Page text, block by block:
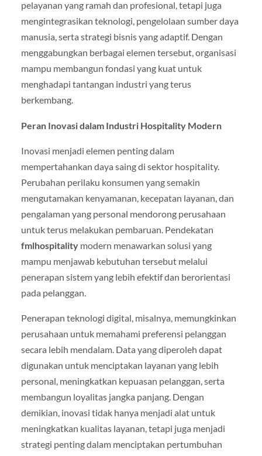
pelayanan yang ramah dan profesional, tetapi juga
mengintegrasikan teknologi, pengelolaan sumber daya
manusia, serta strategi bisnis yang adaptif. Dengan
menggabungkan berbagai elemen tersebut, organisasi
mampu membangun fondasi yang kuat untuk
menghadapi tantangan industri yang terus
berkembang.
Peran Inovasi dalam Industri Hospitality Modern
Inovasi menjadi elemen penting dalam
mempertahankan daya saing di sektor hospitality.
Perubahan perilaku konsumen yang semakin
mengutamakan kenyamanan, kecepatan layanan, dan
pengalaman yang personal mendorong perusahaan
untuk terus melakukan pembaruan. Pendekatan
fmlhospitalitymodern menawarkan solusi yang
mampu menjawab kebutuhan tersebut melalui
penerapan sistem yang lebih efektif dan berorientasi
pada pelanggan.
Penerapan teknologi digital, misalnya, memungkinkan
perusahaan untuk memahami preferensi pelanggan
secara lebih mendalam. Data yang diperoleh dapat
digunakan untuk menciptakan layanan yang lebih
personal, meningkatkan kepuasan pelanggan, serta
membangun loyalitas jangka panjang. Dengan
demikian, inovasi tidak hanya menjadi alat untuk
meningkatkan kualitas layanan, tetapi juga menjadi
strategi penting dalam menciptakan pertumbuhan